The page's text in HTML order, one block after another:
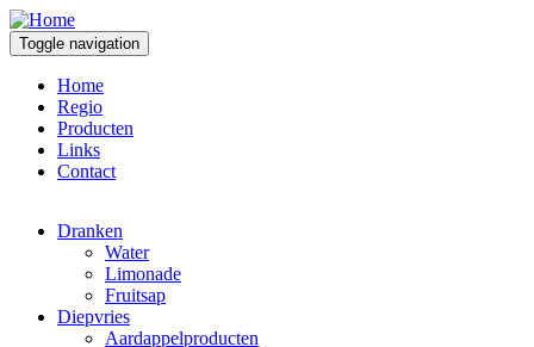
Overslaan en naar de inhoud gaan
Toggle navigation
Home
Regio
Producten
Links
Contact
Dranken
Water
Limonade
Fruitsap
Diepvries
Aardappelproducten